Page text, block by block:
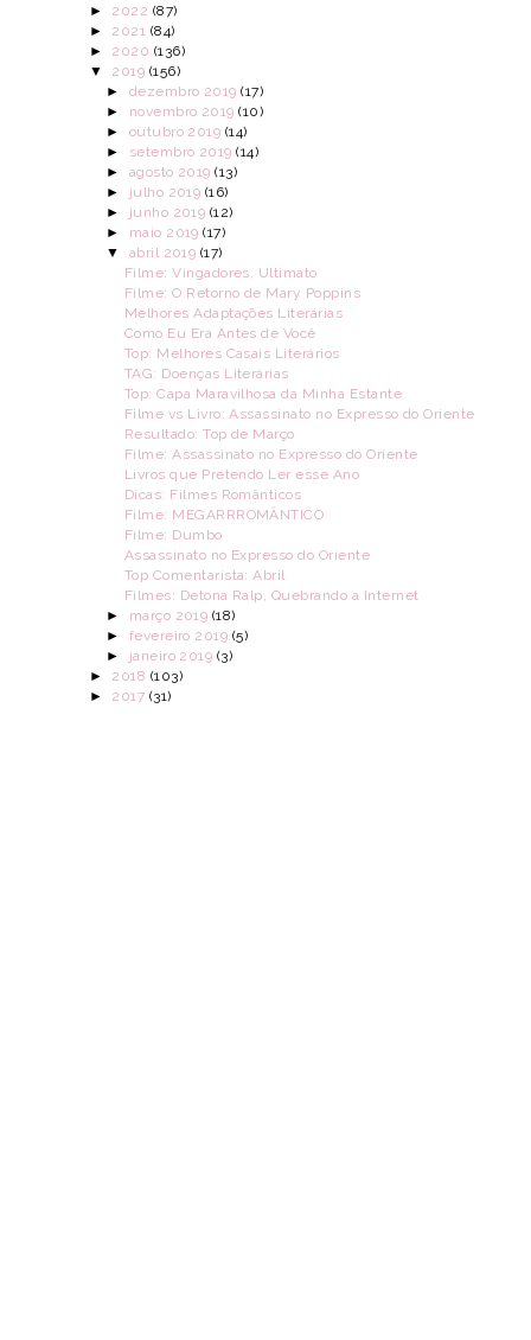
► 2022 (87)
► 2021 (84)
► 2020 (136)
▼ 2019 (156)
► dezembro 2019(17)
► novembro 2019(10)
► outubro 2019 (14)
► setembro 2019(14)
► agosto 2019(13)
► julho 2019 (16)
► junho 2019 (12)
► maio 2019(17)
▼ abril 2019 (17)
Filme: Vingadores, Ultimato
Filme: O Retorno de Mary Poppins
Melhores Adaptações Literárias
Como Eu Era Antes de Você
Top: Melhores Casais Literários
TAG: Doenças Literárias
Top: Capa Maravilhosa da Minha Estante
Filme vs Livro: Assassinato no Expresso do Oriente
Resultado: Top de Março
Filme: Assassinato no Expresso do Oriente
Livros que Pretendo Ler esse Ano
Dicas: Filmes Românticos
Filme: MEGARRROMÂNTICO
Filme: Dumbo
Assassinato no Expresso do Oriente
Top Comentarista: Abril
Filmes: Detona Ralp, Quebrando a Internet
► março 2019 (18)
► fevereiro 2019 (5)
► janeiro 2019 (3)
► 2018 (103)
► 2017 (31)